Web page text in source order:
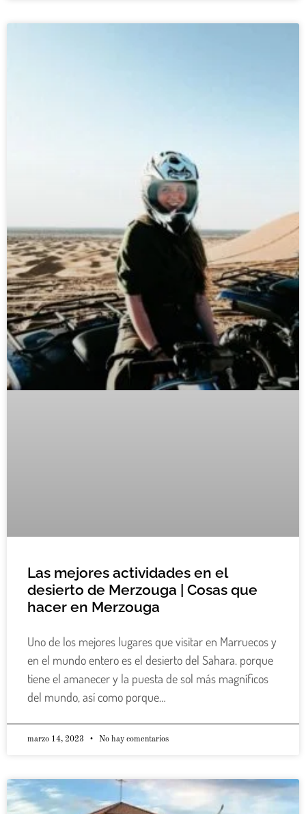
Las mejores actividades en el
desierto de Merzouga | Cosas que
hacer en Merzouga
Uno de los mejores lugares que visitar en Marruecos y
en el mundo entero es el desierto del Sahara. porque
tiene el amanecer y la puesta de sol más magníficos
del mundo, así como porque…
marzo 14, 2023 No hay comentarios